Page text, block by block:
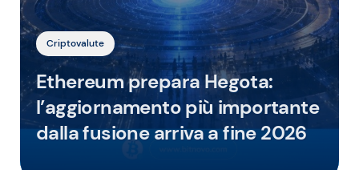
Criptovalute
Ethereum prepara Hegota:
l’aggiornamento più importante
dalla fusione arriva a fine 2026